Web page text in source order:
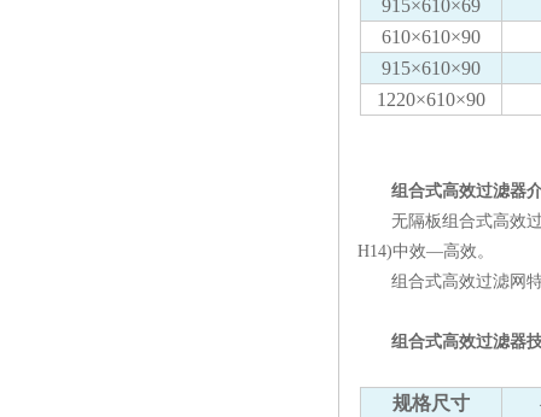
915×610×69
610×610×90
915×610×90
1220×610×90
组合式高效过滤器
无隔板组合式高效过
H14)中效—高效。
组合式高效过滤网特
组合式高效过滤器
规格尺寸